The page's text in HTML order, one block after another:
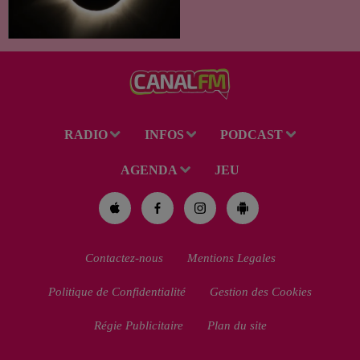
RADIO INFOS PODCAST
AGENDA JEU
Contactez-nous Mentions Legales
Politique de Confidentialité Gestion des Cookies
Régie Publicitaire Plan du site